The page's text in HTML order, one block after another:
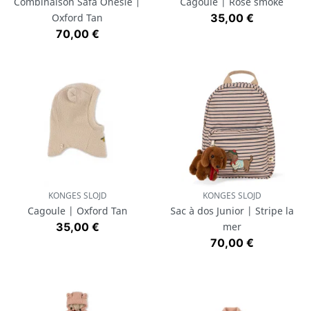
Oxford Tan
Prix
70,00 €
Prix
35,00 €
KONGES SLOJD
Cagoule | Oxford Tan
Prix
35,00 €
KONGES SLOJD
Sac à dos Junior | Stripe la
mer
Prix
70,00 €